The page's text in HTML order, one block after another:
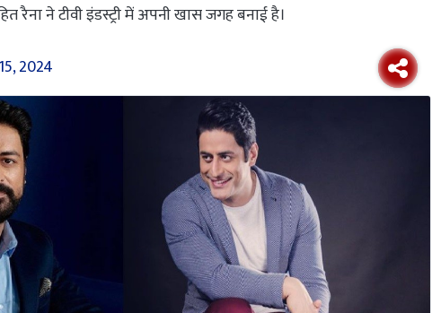
रैना ने टीवी इंडस्ट्री में अपनी खास जगह बनाई है।
2024